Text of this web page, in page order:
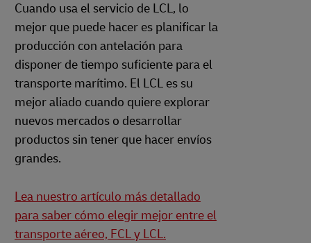
Cuando usa el servicio de LCL, lo
mejor que puede hacer es planificar la
producción con antelación para
disponer de tiempo suficiente para el
transporte marítimo. El LCL es su
mejor aliado cuando quiere explorar
nuevos mercados o desarrollar
productos sin tener que hacer envíos
grandes.
Lea nuestro artículo más detallado
para saber cómo elegir mejor entre el
transporte aéreo, FCL y LCL.